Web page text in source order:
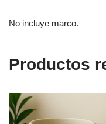
No incluye marco.
Productos